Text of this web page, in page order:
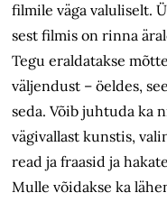
filmile väga valuliselt.
sest filmis on rinna
Tegu eraldatakse
väljendust – öeldes,
seda. Võib juhtuda ka
vägivallast kunstis,
read ja fraasid ja
Mulle võidakse ka